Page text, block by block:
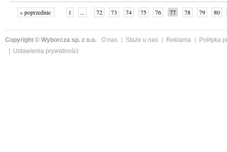
« poprzednie 1 ... 72 73 74 75 76 77 78 79
80
Copyright © Wyborcza sp. z o.o. O nas Staże u nas Reklama
Polityka
Ustawienia prywatności